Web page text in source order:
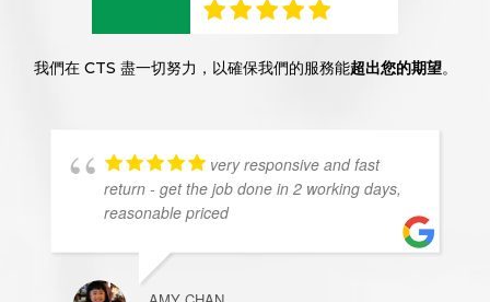
我們在 CTS 盡一切努力，以確保我們的服務能超出您的期望。
very responsive and fast
return - get the job done in 2 working days,
reasonable priced